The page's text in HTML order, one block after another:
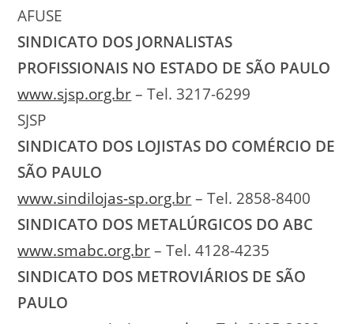
AFUSE
SINDICATO DOS JORNALISTAS
PROFISSIONAIS NO ESTADO DE SÃO PAULO
www.sjsp.org.br – Tel. 3217-6299
SJSP
SINDICATO DOS LOJISTAS DO COMÉRCIO DE
SÃO PAULO
www.sindilojas-sp.org.br – Tel. 2858-8400
SINDICATO DOS METALÚRGICOS DO ABC
www.smabc.org.br – Tel. 4128-4235
SINDICATO DOS METROVIÁRIOS DE SÃO
PAULO